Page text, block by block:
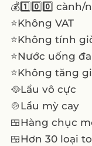
💰1️⃣0️⃣0️⃣
⭐️Không VAT
⭐️Không tính
⭐️Nước uống
⭐️Không tăng
🥘Lẩu vô cực
🍲Lẩu mỳ cay
🍱Hàng chục
🍱Hơn 30 loại